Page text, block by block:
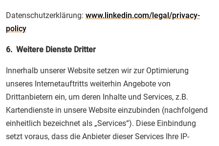
Datenschutzerklärung: www.linkedin.com/legal/privacy-
policy
6. Weitere Dienste Dritter
Innerhalb unserer Website setzen wir zur Optimierung
unseres Internetauftritts weiterhin Angebote von
Drittanbietern ein, um deren Inhalte und Services, z.B.
Kartendienste in unsere Website einzubinden (nachfolgend
einheitlich bezeichnet als „Services“). Diese Einbindung
setzt voraus, dass die Anbieter dieser Services Ihre IP-